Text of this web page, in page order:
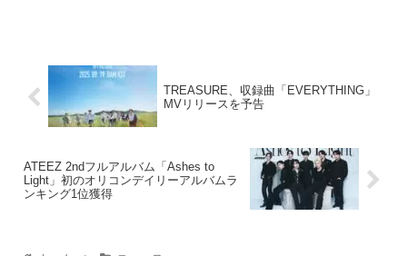
TREASURE、収録曲「EVERYTHING」
MVリリースを予告
ATEEZ 2ndフルアルバム「Ashes to
Light」初のオリコンデイリーアルバムラ
ンキング1位獲得